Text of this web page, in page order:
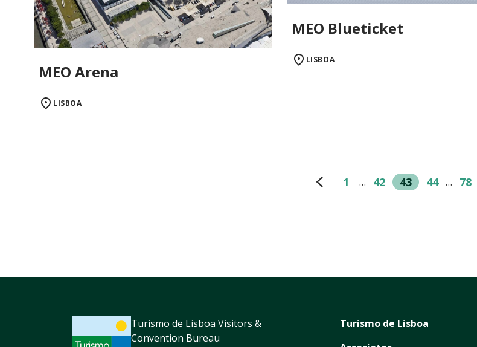
MEO Arena
LISBOA
MEO Blueticket
LISBOA
1 … 42 43 44 … 78
Turismo de Lisboa Visitors &
Convention Bureau
Turismo de Lisboa